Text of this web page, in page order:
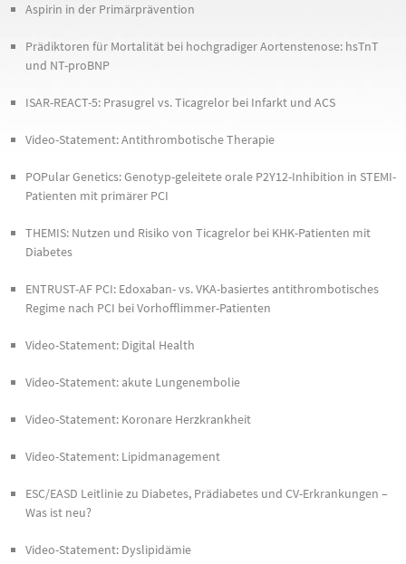
Aspirin in der Primärprävention
Prädiktoren für Mortalität bei hochgradiger Aortenstenose: hsTnT
und NT-proBNP
ISAR-REACT-5: Prasugrel vs. Ticagrelor bei Infarkt und ACS
Video-Statement: Antithrombotische Therapie
POPular Genetics: Genotyp-geleitete orale P2Y12-Inhibition in STEMI-
Patienten mit primärer PCI
THEMIS: Nutzen und Risiko von Ticagrelor bei KHK-Patienten mit
Diabetes
ENTRUST-AF PCI: Edoxaban- vs. VKA-basiertes antithrombotisches
Regime nach PCI bei Vorhofflimmer-Patienten
Video-Statement: Digital Health
Video-Statement: akute Lungenembolie
Video-Statement: Koronare Herzkrankheit
Video-Statement: Lipidmanagement
ESC/EASD Leitlinie zu Diabetes, Prädiabetes und CV-Erkrankungen –
Was ist neu?
Video-Statement: Dyslipidämie